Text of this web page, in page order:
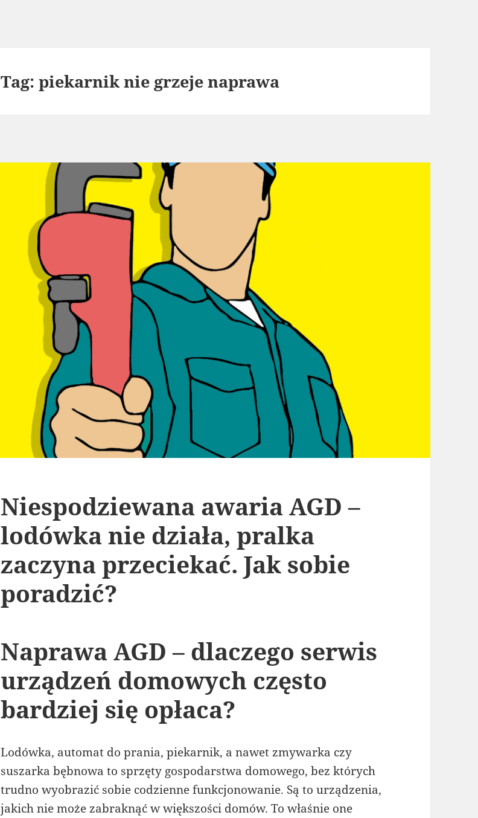
Tag:piekarnik nie grzeje naprawa
Niespodziewana awaria AGD –
lodówka nie działa, pralka
zaczyna przeciekać. Jak sobie
poradzić?
Naprawa AGD – dlaczego serwis
urządzeń domowych często
bardziej się opłaca?
Lodówka, automat do prania, piekarnik, a nawet zmywarka czy
suszarka bębnowa to sprzęty gospodarstwa domowego, bez których
trudno wyobrazić sobie codzienne funkcjonowanie. Są to urządzenia,
jakich nie może zabraknąć w większości domów. To właśnie one